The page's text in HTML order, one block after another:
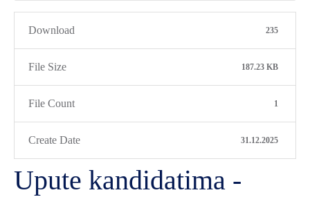
Download 235
File Size 187.23 KB
File Count 1
Create Date 31.12.2025
Upute kandidatima -